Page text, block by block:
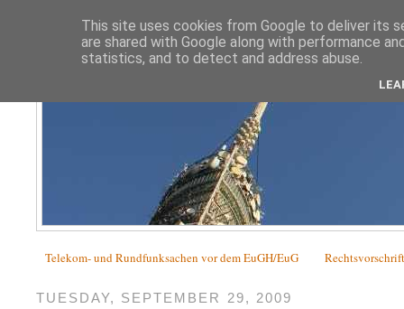
Telekom- und Rundfunksachen vor dem EuGH/EuG
TUESDAY, SEPTEMBER 29, 2009
This site uses cookies from Google to deliver its
are shared with Google along with performance
statistics, and to detect and address abuse.